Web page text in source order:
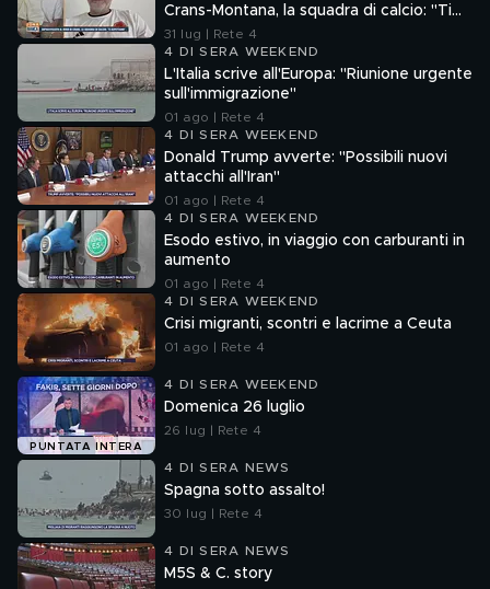
Crans-Montana, la squadra di calcio: "Ti
aspettiamo"
31 lug | Rete 4
4 DI SERA WEEKEND
L'Italia scrive all'Europa: "Riunione urgente
sull'immigrazione"
01 ago | Rete 4
4 DI SERA WEEKEND
Donald Trump avverte: "Possibili nuovi
attacchi all'Iran"
01 ago | Rete 4
4 DI SERA WEEKEND
Esodo estivo, in viaggio con carburanti in
aumento
01 ago | Rete 4
4 DI SERA WEEKEND
Crisi migranti, scontri e lacrime a Ceuta
01 ago | Rete 4
PUNTATA INTERA
4 DI SERA WEEKEND
Domenica 26 luglio
26 lug | Rete 4
4 DI SERA NEWS
Spagna sotto assalto!
30 lug | Rete 4
4 DI SERA NEWS
M5S & C. story